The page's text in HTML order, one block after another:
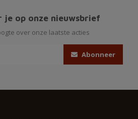
je op onze nieuwsbrief
over onze laatste acties
Abonneer